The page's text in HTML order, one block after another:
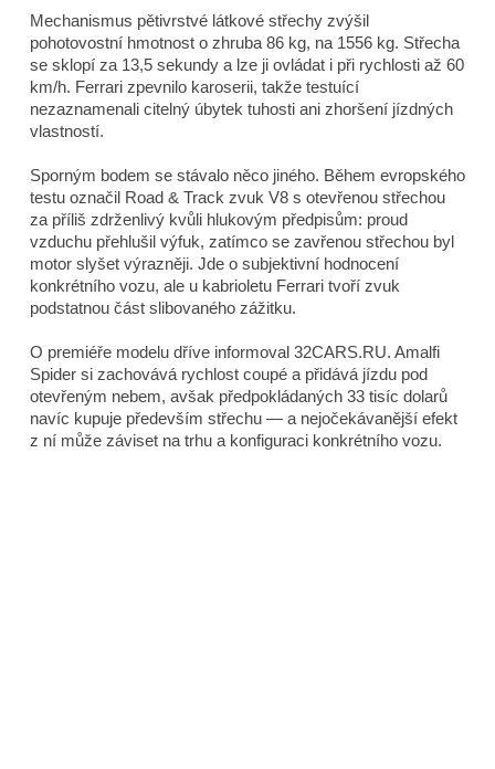
Mechanismus pětivrstvé látkové střechy zvýšil
pohotovostní hmotnost o zhruba 86 kg, na 1556 kg. Střecha
se sklopí za 13,5 sekundy a lze ji ovládat i při rychlosti až 60
km/h. Ferrari zpevnilo karoserii, takže testuící
nezaznamenali citelný úbytek tuhosti ani zhoršení jízdných
vlastností.
Sporným bodem se stávalo něco jiného. Během evropského
testu označil Road & Track zvuk V8 s otevřenou střechou
za příliš zdrženlivý kvůli hlukovým předpisům: proud
vzduchu přehlušil výfuk, zatímco se zavřenou střechou byl
motor slyšet výrazněji. Jde o subjektivní hodnocení
konkrétního vozu, ale u kabrioletu Ferrari tvoří zvuk
podstatnou část slibovaného zážitku.
O premiéře modelu dříve informoval 32CARS.RU. Amalfi
Spider si zachovává rychlost coupé a přidává jízdu pod
otevřeným nebem, avšak předpokládaných 33 tisíc dolarů
navíc kupuje především střechu — a nejočekávanější efekt
z ní může záviset na trhu a konfiguraci konkrétního vozu.